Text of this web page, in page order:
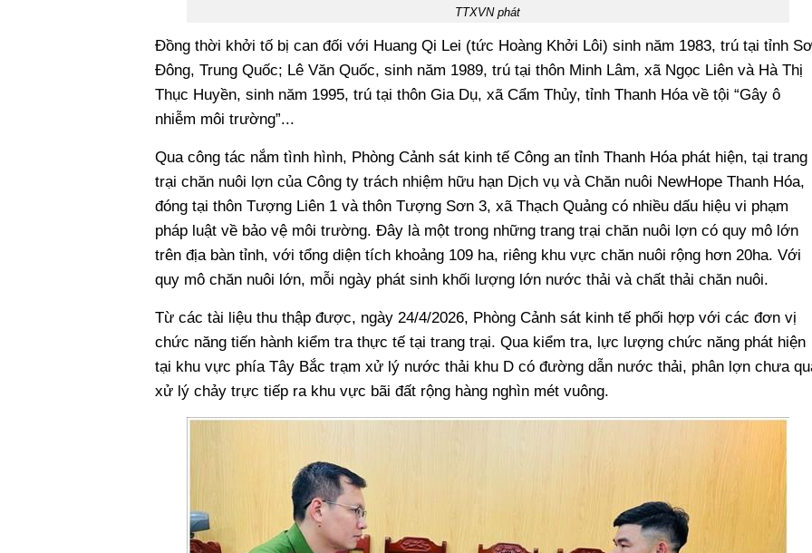
TTXVN phát
Đồng thời khởi tố bị can đối với Huang Qi Lei (tức Hoàng Khởi Lôi) sinh năm 1983, trú tại tỉnh
Đông, Trung Quốc; Lê Văn Quốc, sinh năm 1989, trú tại thôn Minh Lâm, xã Ngọc Liên và Hà Thị
Thục Huyền, sinh năm 1995, trú tại thôn Gia Dụ, xã Cẩm Thủy, tỉnh Thanh Hóa về tội “Gây ô
nhiễm môi trường”...
Qua công tác nắm tình hình, Phòng Cảnh sát kinh tế Công an tỉnh Thanh Hóa phát hiện, tại trang
trại chăn nuôi lợn của Công ty trách nhiệm hữu hạn Dịch vụ và Chăn nuôi NewHope Thanh Hóa,
đóng tại thôn Tượng Liên 1 và thôn Tượng Sơn 3, xã Thạch Quảng có nhiều dấu hiệu vi phạm
pháp luật về bảo vệ môi trường. Đây là một trong những trang trại chăn nuôi lợn có quy mô lớn
trên địa bàn tỉnh, với tổng diện tích khoảng 109 ha, riêng khu vực chăn nuôi rộng hơn 20ha. Với
quy mô chăn nuôi lớn, mỗi ngày phát sinh khối lượng lớn nước thải và chất thải chăn nuôi.
Từ các tài liệu thu thập được, ngày 24/4/2026, Phòng Cảnh sát kinh tế phối hợp với các đơn vị
chức năng tiến hành kiểm tra thực tế tại trang trại. Qua kiểm tra, lực lượng chức năng phát hiện
tại khu vực phía Tây Bắc trạm xử lý nước thải khu D có đường dẫn nước thải, phân lợn chưa
xử lý chảy trực tiếp ra khu vực bãi đất rộng hàng nghìn mét vuông.